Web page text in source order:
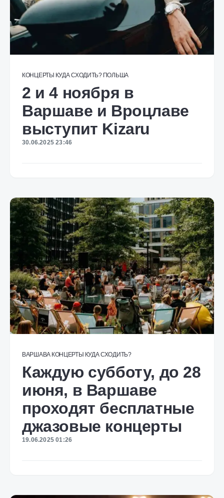
КОНЦЕРТЫ КУДА СХОДИТЬ? ПОЛЬША
2 и 4 ноября в
Варшаве и Вроцлаве
выступит Kizaru
30.06.2025 23:46
ВАРШАВА КОНЦЕРТЫ КУДА СХОДИТЬ?
Каждую субботу, до 28
июня, в Варшаве
проходят бесплатные
джазовые концерты
19.06.2025 01:26